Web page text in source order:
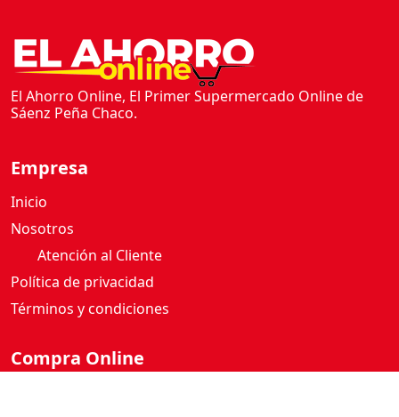
El Ahorro Online, El Primer Supermercado Online de
Sáenz Peña Chaco.
Empresa
Inicio
Nosotros
Atención al Cliente
Política de privacidad
Términos y condiciones
Compra Online